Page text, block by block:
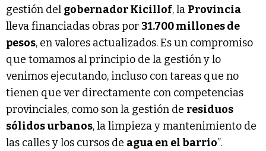
gestión del gobernador Kicillof, la Provincia
lleva financiadas obras por31.700 millones de
pesos, en valores actualizados. Es un compromiso
que tomamos al principio de la gestión y lo
venimos ejecutando, incluso con tareas que no
tienen que ver directamente con competencias
provinciales, como son la gestión de residuos
sólidos urbanos, la limpieza y mantenimiento de
las calles y los cursos de agua en el barrio”.